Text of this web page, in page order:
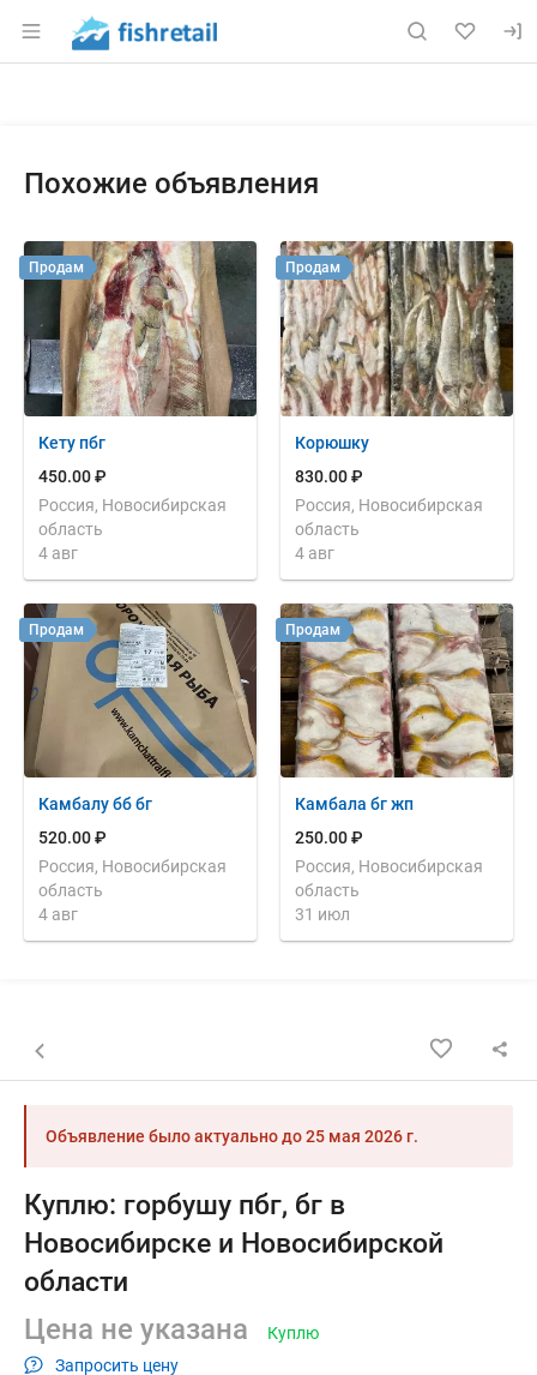
Раздел навигации по сайту fishretail.ru
Похожие объявления
Кету пбг
450.00 ₽
Россия, Новосибирская
область
4 авг
Продам
Корюшку
830.00 ₽
Россия, Новосибирская
область
4 авг
Продам
Камбалу бб бг
520.00 ₽
Россия, Новосибирская
область
4 авг
Продам
Камбала бг жп
250.00 ₽
Россия, Новосибирская
область
31 июл
Продам
Назад к списку объявлений
Объявление было актуально до25 мая 2026 г.
Куплю: горбушу пбг, бг в
Новосибирске и Новосибирской
области
Цена не указана
Запросить цену
Куплю